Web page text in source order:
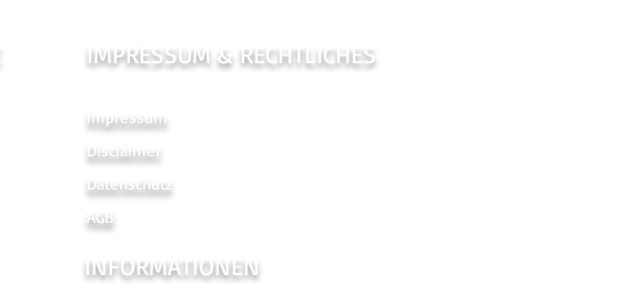
IMPRESSUM & RECHTLICHES
Impressum
Disclaimer
Datenschutz
AGB
INFORMATIONEN